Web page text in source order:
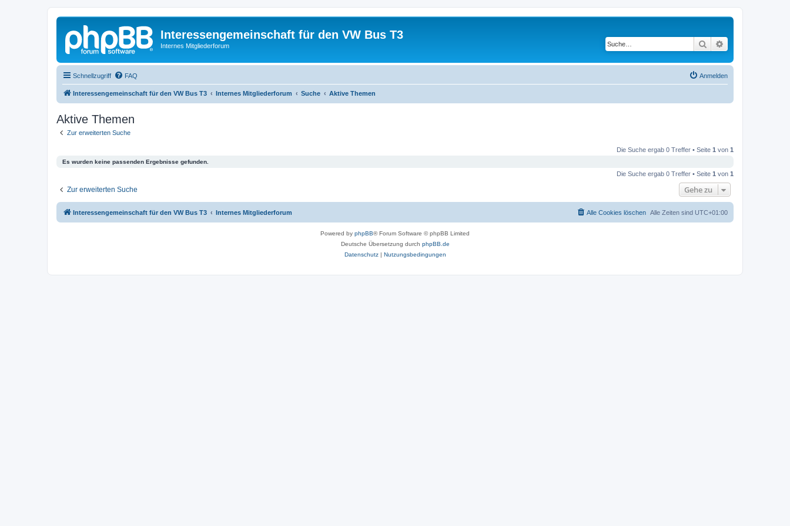
Interessengemeinschaft für den VW Bus T3
Internes Mitgliederforum Suche
Schnellzugriff FAQ Anmelden
Interessengemeinschaft für den VW Bus T3 Internes Mitgliederforum Suche Aktive Themen
Aktive Themen
Zur erweiterten Suche
Die Suche ergab 0 Treffer • Seite 1 von 1
Es wurden keine passenden Ergebnisse gefunden.
Die Suche ergab 0 Treffer • Seite 1 von 1
Zur erweiterten Suche Gehe zu
Interessengemeinschaft für den VW Bus T3 Internes Mitgliederforum Alle Zeiten sind UTC+01:00
Alle Cookies löschen
Powered by phpBB® Forum Software © phpBB Limited
Deutsche Übersetzung durch phpBB.de
Datenschutz| Nutzungsbedingungen